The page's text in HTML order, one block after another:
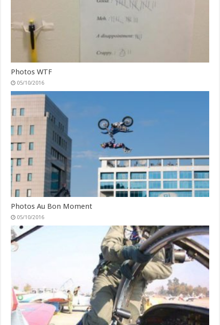
Photos WTF
05/10/2016
Photos Au Bon Moment
05/10/2016